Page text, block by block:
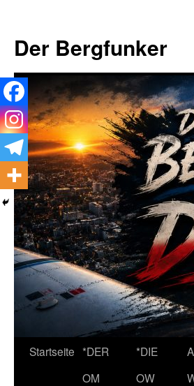
springen
Der Bergfunker
Startseite *DER
OM
*DIE
OW